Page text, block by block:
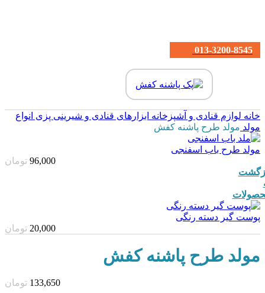
013-3200-8545
خانه لوازم قنادی و آشپزخانه ابزارهای قنادی و شیرینی پزی انواع
مولد مولد طرح پاشنه کفش
مولد طرح باب اسفنجی
96,000 تومان
پوست گیر دسته رنگی
20,000 تومان
مولد طرح پاشنه کفش
133,650 تومان